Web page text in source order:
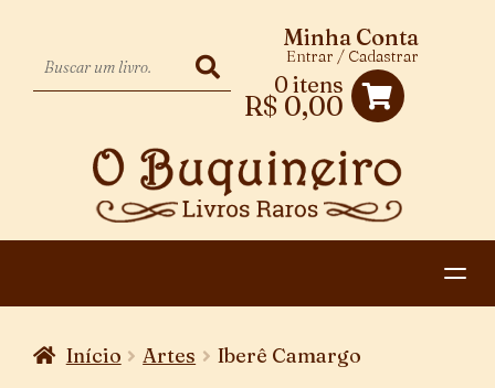
0 itens
R$ 0,00
Minha Conta
Entrar / Cadastrar
Início Artes Iberê Camargo